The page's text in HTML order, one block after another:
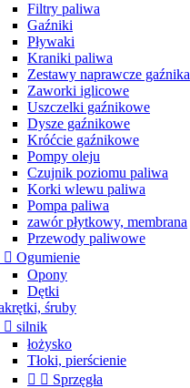
Filtry paliwa
Gaźniki
Pływaki
Kraniki paliwa
Zestawy naprawcze gaźnika
Zaworki iglicowe
Uszczelki gaźnikowe
Dysze gaźnikowe
Króćcie gaźnikowe
Pompy oleju
Czujnik poziomu paliwa
Korki wlewu paliwa
Pompa paliwa
zawór płytkowy, membrana
Przewody paliwowe
 Ogumienie
Opony
Dętki
śruby
 silnik
łożysko
Tłoki, pierścienie
  Sprzęgła